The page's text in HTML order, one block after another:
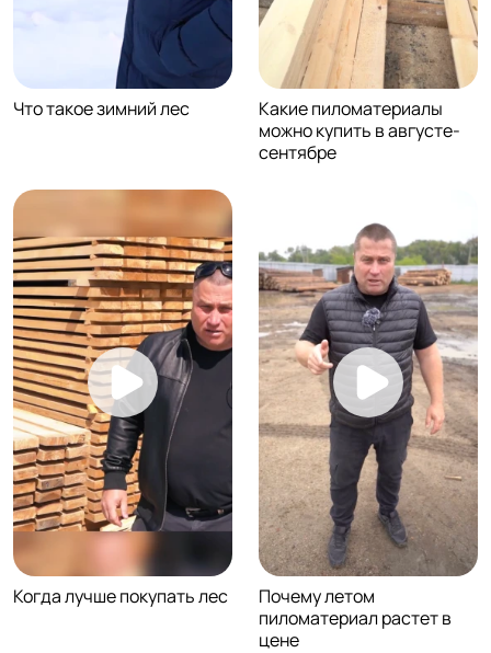
Что такое зимний лес
Какие пиломатериалы
можно купить в августе-
сентябре
Когда лучше покупать лес
Почему летом
пиломатериал растет в
цене